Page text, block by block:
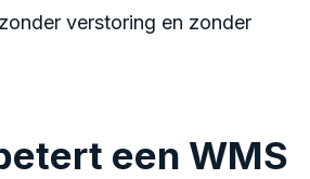
verstoring en zonder
een WMS